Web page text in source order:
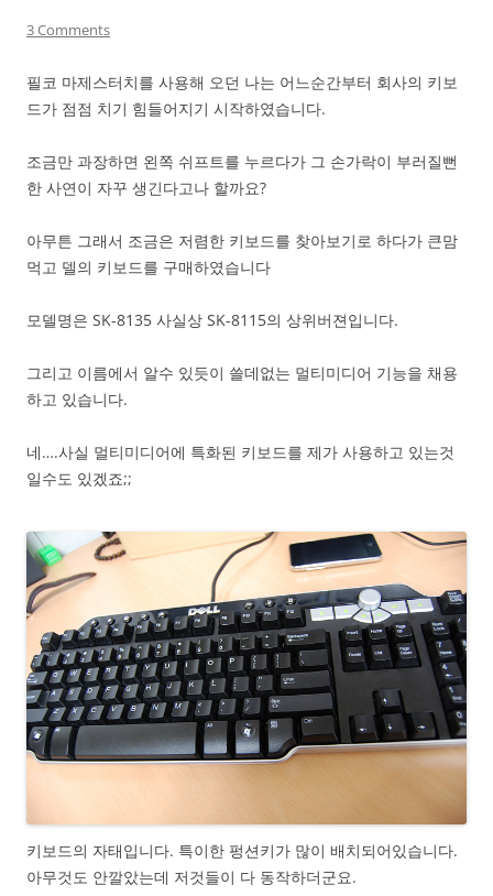
3 Comments
필코 마제스터치를 사용해 오던 나는 어느순간부터 회사의 키보
드가 점점 치기 힘들어지기 시작하였습니다.
조금만 과장하면 왼쪽 쉬프트를 누르다가 그 손가락이 부러질뻔
한 사연이 자꾸 생긴다고나 할까요?
아무튼 그래서 조금은 저렴한 키보드를 찾아보기로 하다가 큰맘
먹고 델의 키보드를 구매하였습니다
모델명은 SK-8135 사실상 SK-8115의 상위버젼입니다.
그리고 이름에서 알수 있듯이 쓸데없는 멀티미디어 기능을 채용
하고 있습니다.
네….사실 멀티미디어에 특화된 키보드를 제가 사용하고 있는것
일수도 있겠죠;;
키보드의 자태입니다. 특이한 펑션키가 많이 배치되어있습니다.
아무것도 안깔았는데 저것들이 다 동작하더군요.